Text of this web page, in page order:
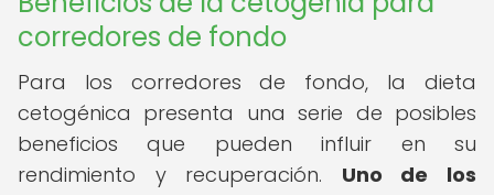
corredores de fondo
Para los corredores de fondo, la dieta
cetogénica presenta una serie de posibles
beneficios que pueden influir en su
rendimiento y recuperación. Uno de los